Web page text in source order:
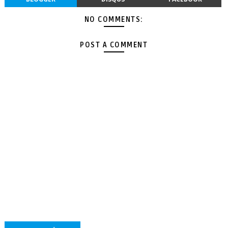
NO COMMENTS:
POST A COMMENT